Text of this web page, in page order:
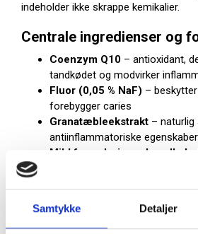
Samtykke Detaljer
indeholder ikke skrappe kemikalier.
Centrale ingredienser og
Coenzym Q10 – antioxidant,
tandkødet og modvirker
Fluor (0,05 % NaF) –
forebygger caries
Granatæbleekstrakt – naturlig
antiinflammatoriske egenskaber
Mild formulering uden
Sådan bruger du GUM